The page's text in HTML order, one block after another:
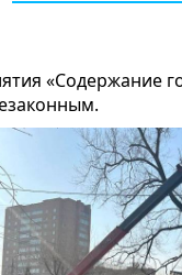
«Содержание